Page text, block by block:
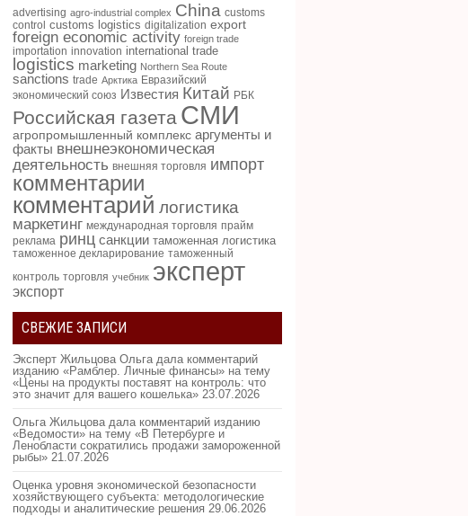
advertising agro-industrial complex China customs
control customs logistics digitalization export
foreign economic activity foreign trade
importation innovation international trade
logistics marketing Northern Sea Route
sanctions trade Арктика Евразийский
экономический союз Известия Китай РБК
Российская газета СМИ
агропромышленный комплекс аргументы и
факты внешнеэкономическая
деятельность внешняя торговля импорт
комментарии
комментарий логистика
маркетинг международная торговля прайм
реклама ринц санкции таможенная логистика
таможенное декларирование таможенный
контроль торговля учебник эксперт
экспорт
СВЕЖИЕ ЗАПИСИ
Эксперт Жильцова Ольга дала комментарий
изданию «Рамблер. Личные финансы» на тему
«Цены на продукты поставят на контроль: что
это значит для вашего кошелька» 23.07.2026
Ольга Жильцова дала комментарий изданию
«Ведомости» на тему «В Петербурге и
Ленобласти сократились продажи замороженной
рыбы» 21.07.2026
Оценка уровня экономической безопасности
хозяйствующего субъекта: методологические
подходы и аналитические решения 29.06.2026